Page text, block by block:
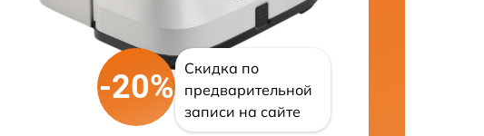
-20%
Скидка по
предварительной
записи на сайте